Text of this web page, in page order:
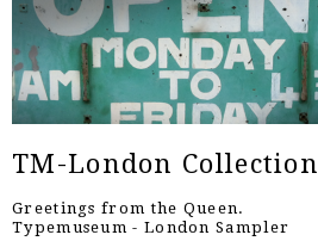
TM-London Collection
Greetings from the Queen.
Typemuseum - London Sampler